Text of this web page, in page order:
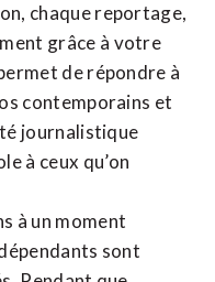
chaque reportage,
grâce à votre
de répondre à
contemporains et
journalistique
à ceux qu’on
à un moment
sont